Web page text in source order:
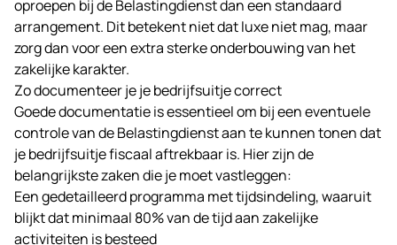
oproepen bij de Belastingdienst dan een standaard
arrangement. Dit betekent niet dat luxe niet mag, maar
zorg dan voor een extra sterke onderbouwing van het
zakelijke karakter.
Zo documenteer je je bedrijfsuitje correct
Goede documentatie is essentieel om bij een eventuele
controle van de Belastingdienst aan te kunnen tonen dat
je bedrijfsuitje fiscaal aftrekbaar is. Hier zijn de
belangrijkste zaken die je moet vastleggen:
Een gedetailleerd programma met tijdsindeling, waaruit
blijkt dat minimaal 80% van de tijd aan zakelijke
activiteiten is besteed